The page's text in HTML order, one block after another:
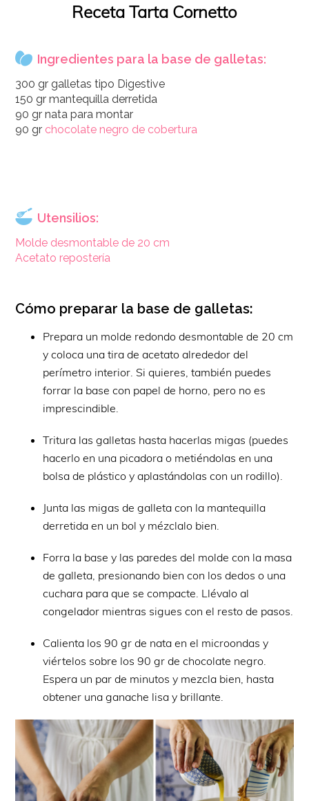
Receta Tarta Cornetto
Ingredientes para la base de galletas:
300 gr galletas tipo Digestive
150 gr mantequilla derretida
90 gr nata para montar
90 gr chocolate negro de cobertura
Utensilios:
Molde desmontable de 20 cm
Acetato repostería
Cómo preparar la base de galletas:
Prepara un molde redondo desmontable de 20 cm
y coloca una tira de acetato alrededor del
perímetro interior. Si quieres, también puedes
forrar la base con papel de horno, pero no es
imprescindible.
Tritura las galletas hasta hacerlas migas (puedes
hacerlo en una picadora o metiéndolas en una
bolsa de plástico y aplastándolas con un rodillo).
Junta las migas de galleta con la mantequilla
derretida en un bol y mézclalo bien.
Forra la base y las paredes del molde con la masa
de galleta, presionando bien con los dedos o una
cuchara para que se compacte. Llévalo al
congelador mientras sigues con el resto de pasos.
Calienta los 90 gr de nata en el microondas y
viértelos sobre los 90 gr de chocolate negro.
Espera un par de minutos y mezcla bien, hasta
obtener una ganache lisa y brillante.